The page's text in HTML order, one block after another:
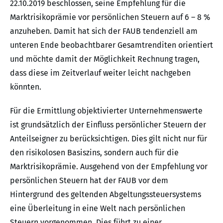
22.10.2019 beschlossen, seine Empfehlung für die
Marktrisikoprämie vor persönlichen Steuern auf 6 – 8 %
anzuheben. Damit hat sich der FAUB tendenziell am
unteren Ende beobachtbarer Gesamtrenditen orientiert
und möchte damit der Möglichkeit Rechnung tragen,
dass diese im Zeitverlauf weiter leicht nachgeben
könnten.
Für die Ermittlung objektivierter Unternehmenswerte
ist grundsätzlich der Einfluss persönlicher Steuern der
Anteilseigner zu berücksichtigen. Dies gilt nicht nur für
den risikolosen Basiszins, sondern auch für die
Marktrisikoprämie. Ausgehend von der Empfehlung vor
persönlichen Steuern hat der FAUB vor dem
Hintergrund des geltenden Abgeltungssteuersystems
eine Überleitung in eine Welt nach persönlichen